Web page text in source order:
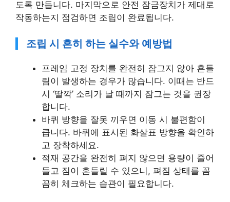
도록 만듭니다. 마지막으로 안전 잠금장치가 제대로
작동하는지 점검하면 조립이 완료됩니다.
조립 시 흔히 하는 실수와 예방법
프레임 고정 장치를 완전히 잠그지 않아 흔들
림이 발생하는 경우가 많습니다. 이때는 반드
시 ‘딸깍’ 소리가 날 때까지 잠그는 것을 권장
합니다.
바퀴 방향을 잘못 끼우면 이동 시 불편함이
큽니다. 바퀴에 표시된 화살표 방향을 확인하
고 장착하세요.
적재 공간을 완전히 펴지 않으면 용량이 줄어
들고 짐이 흔들릴 수 있으니, 펴짐 상태를 꼼
꼼히 체크하는 습관이 필요합니다.